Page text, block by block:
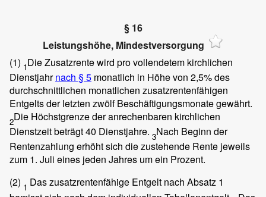
§ 16
Leistungshöhe, Mindestversorgung
(1) 1Die Zusatzrente wird pro vollendetem kirchlichen
Dienstjahrnach § 5 monatlich in Höhe von 2,5% des
durchschnittlichen monatlichen zusatzrentenfähigen
Entgelts der letzten zwölf Beschäftigungsmonate gewährt.
2Die Höchstgrenze der anrechenbaren kirchlichen
Dienstzeit beträgt 40 Dienstjahre. 3Nach Beginn der
Rentenzahlung erhöht sich die zustehende Rente jeweils
zum 1. Juli eines jeden Jahres um ein Prozent.
(2) 1 Das zusatzrentenfähige Entgelt nach Absatz 1